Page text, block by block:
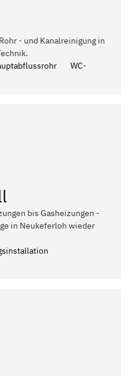
- und Kanalreinigung in
WC-
bis Gasheizungen -
in Neukeferloh wieder